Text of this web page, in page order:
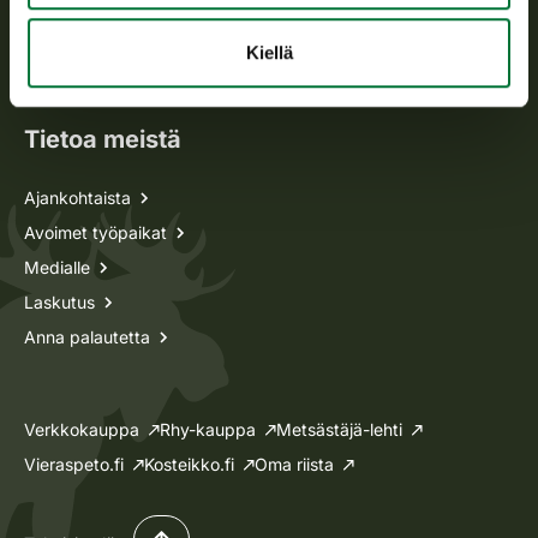
Kiellä
Tietoa meistä
Ajankohtaista
Avoimet työpaikat
Medialle
Laskutus
Anna palautetta
Verkkokauppa Rhy-kauppa
Metsästäjä-lehti
Vieraspeto.fi
Kosteikko.fi Oma riista